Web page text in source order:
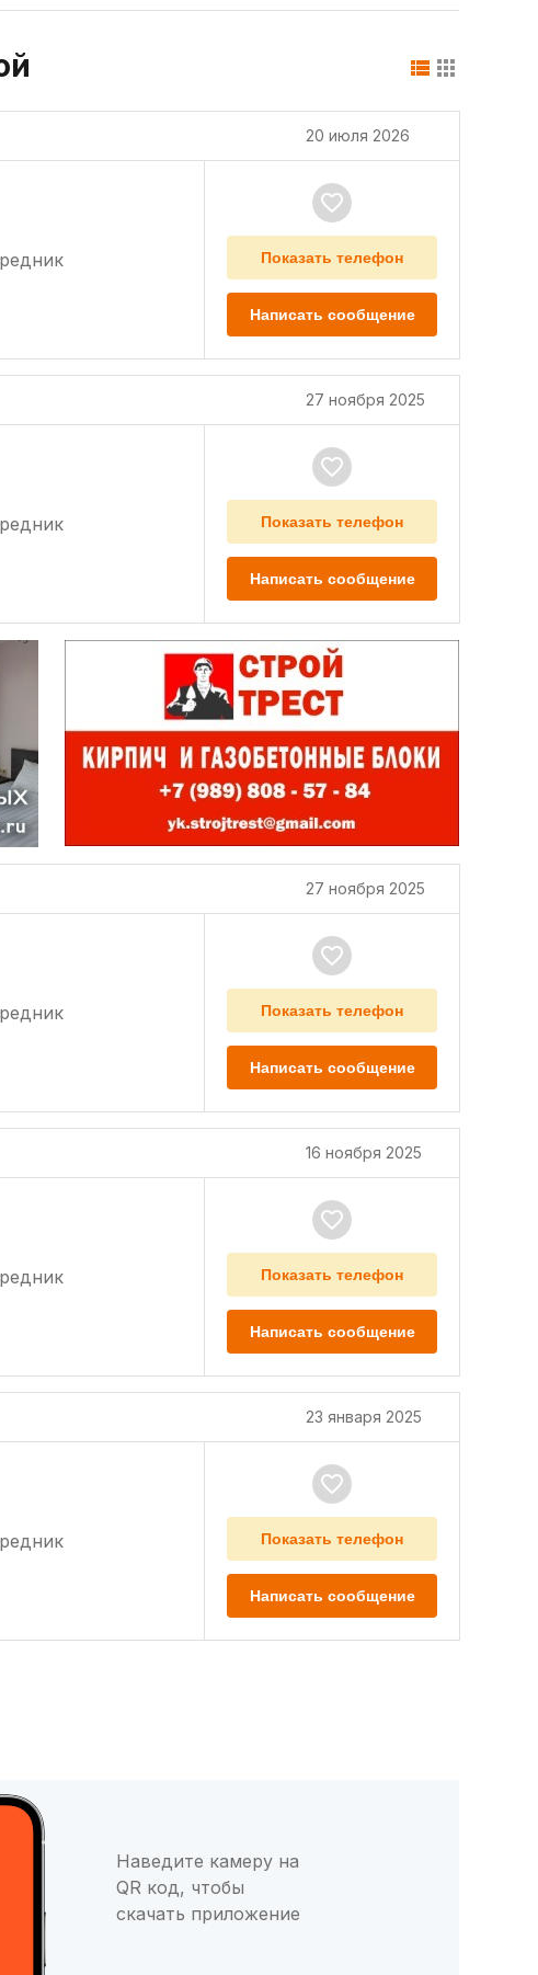
20 июля 2026
Показать телефон
Написать сообщение
27 ноября 2025
Показать телефон
Написать сообщение
27 ноября 2025
Показать телефон
Написать сообщение
16 ноября 2025
Показать телефон
Написать сообщение
23 января 2025
Показать телефон
Написать сообщение
Наведите камеру на
QR код, чтобы
скачать приложение